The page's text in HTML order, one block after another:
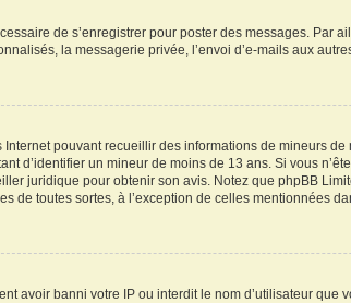
de s’enregistrer pour poster des messages. Par
la messagerie privée, l’envoi d’e-mails aux
pouvant recueillir des informations de mineurs
d’identifier un mineur de moins de 13 ans. Si vous
juridique pour obtenir son avis. Notez que phpBB
de toutes sortes, à l’exception de celles mentionnées
avoir banni votre IP ou interdit le nom d’utilisateur que